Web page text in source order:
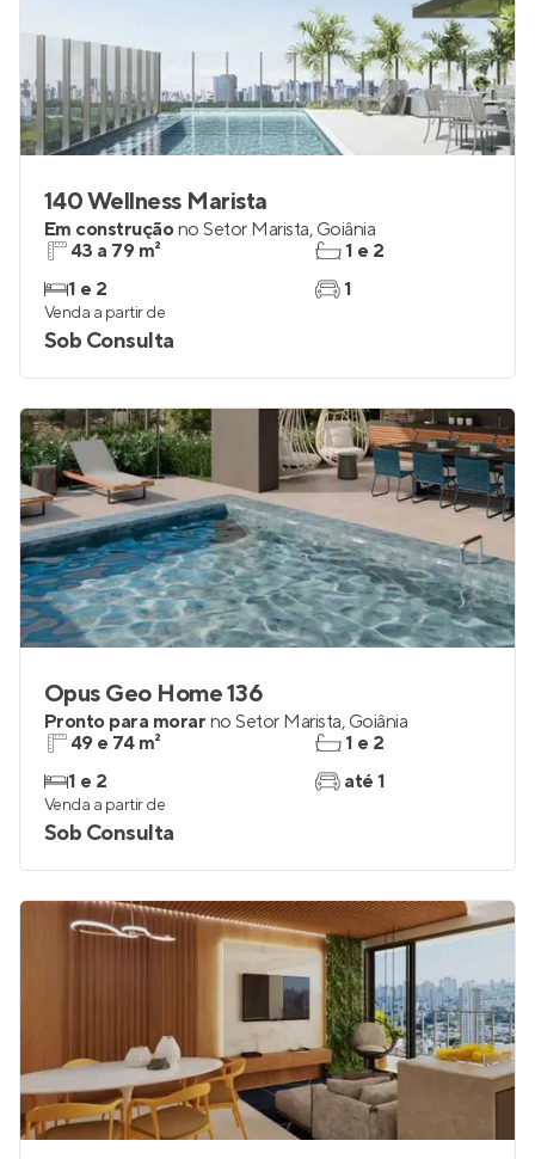
140 Wellness Marista
Em construçãono Setor Marista, Goiânia
43 a 79 m²
1 e 2
1 e 2
1
Venda a partir de
Sob Consulta
Opus Geo Home 136
Pronto para morar no Setor Marista, Goiânia
49 e 74 m²
1 e 2
1 e 2
até 1
Venda a partir de
Sob Consulta